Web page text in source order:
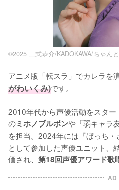
©2025 二式恭介/KADOKAWA/ちゃん
アニメ版「転スラ」でカレラを
がわいくみ)です。
2010年代から声優活動をスタ
のミホノブルボンや『弱キャラ
を担当。2024年には『ぼっち
として参加した声優ユニット、
価され、 第18回声優アワード歌
AD